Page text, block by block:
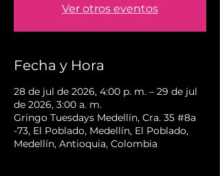
Ver otros eventos
Fecha y Hora
28 de jul de 2026, 4:00 p. m. – 29 de jul
de 2026, 3:00 a. m.
Gringo Tuesdays Medellín, Cra. 35 #8a
-73, El Poblado, Medellín, El Poblado,
Medellín, Antioquia, Colombia